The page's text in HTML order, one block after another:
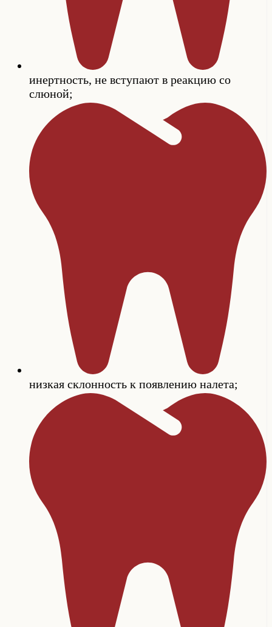
инертность, не вступают в реакцию со
слюной;
низкая склонность к появлению налета;